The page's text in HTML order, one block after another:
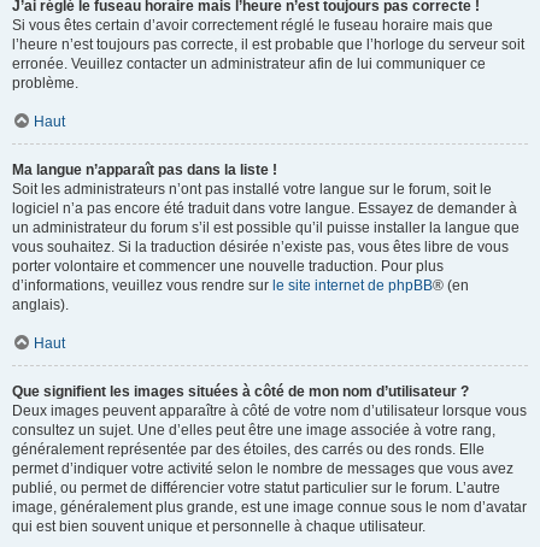
J’ai réglé le fuseau horaire mais l’heure n’est toujours pas correcte !
Si vous êtes certain d’avoir correctement réglé le fuseau horaire mais que
l’heure n’est toujours pas correcte, il est probable que l’horloge du serveur soit
erronée. Veuillez contacter un administrateur afin de lui communiquer ce
problème.
Haut
Ma langue n’apparaît pas dans la liste !
Soit les administrateurs n’ont pas installé votre langue sur le forum, soit le
logiciel n’a pas encore été traduit dans votre langue. Essayez de demander à
un administrateur du forum s’il est possible qu’il puisse installer la langue que
vous souhaitez. Si la traduction désirée n’existe pas, vous êtes libre de vous
porter volontaire et commencer une nouvelle traduction. Pour plus
d’informations, veuillez vous rendre sur le site internet de phpBB® (en
anglais).
Haut
Que signifient les images situées à côté de mon nom d’utilisateur ?
Deux images peuvent apparaître à côté de votre nom d’utilisateur lorsque vous
consultez un sujet. Une d’elles peut être une image associée à votre rang,
généralement représentée par des étoiles, des carrés ou des ronds. Elle
permet d’indiquer votre activité selon le nombre de messages que vous avez
publié, ou permet de différencier votre statut particulier sur le forum. L’autre
image, généralement plus grande, est une image connue sous le nom d’avatar
qui est bien souvent unique et personnelle à chaque utilisateur.